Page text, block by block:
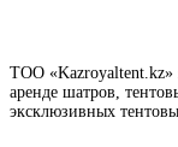
ТОО «Kazroyaltent.kz»
аренде шатров,
эксклюзивных